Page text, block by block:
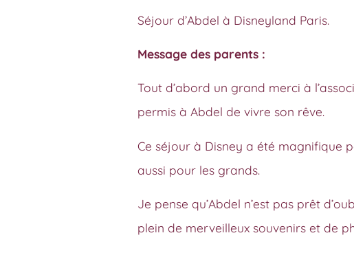
Séjour d’Abdel à Disneyland Paris.
Message des parents :
Tout d’abord un grand merci à
permis à Abdel de vivre son rêve.
Ce séjour à Disney a été magnifique
aussi pour les grands.
Je pense qu’Abdel n’est pas prêt
plein de merveilleux souvenirs et de